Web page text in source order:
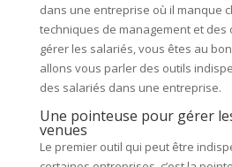
dans une entreprise où il manque
techniques de management et des
gérer les salariés, vous êtes au
allons vous parler des outils
des salariés dans une entreprise.
Une pointeuse pour gérer
venues
Le premier outil qui peut être